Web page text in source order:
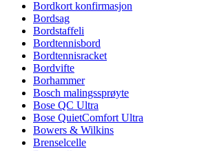
Bordkort konfirmasjon
Bordsag
Bordstaffeli
Bordtennisbord
Bordtennisracket
Bordvifte
Borhammer
Bosch malingssprøyte
Bose QC Ultra
Bose QuietComfort Ultra
Bowers & Wilkins
Brenselcelle